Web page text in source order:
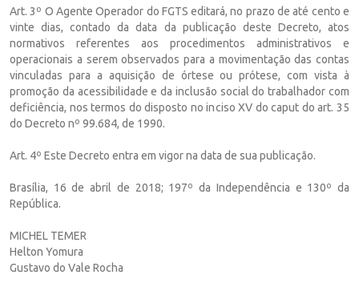
Art. 3º O Agente Operador do FGTS editará, no prazo de até cento e
vinte dias, contado da data da publicação deste Decreto, atos
normativos referentes aos procedimentos administrativos e
operacionais a serem observados para a movimentação das contas
vinculadas para a aquisição de órtese ou prótese, com vista à
promoção da acessibilidade e da inclusão social do trabalhador com
deficiência, nos termos do disposto no inciso XV do caput do art. 35
do Decreto nº 99.684, de 1990.
Art. 4º Este Decreto entra em vigor na data de sua publicação.
Brasília, 16 de abril de 2018; 197º da Independência e 130º da
República.
MICHEL TEMER
Helton Yomura
Gustavo do Vale Rocha